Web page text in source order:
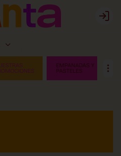
Login